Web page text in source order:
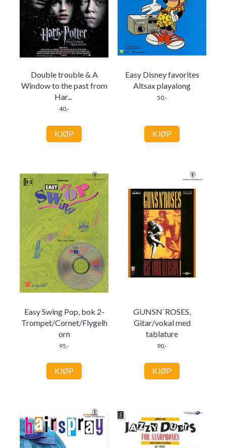
Double trouble & A
Window to the past from
Har...
40,-
KJØP
Easy Disney favorites
Altsax playalong
50,-
KJØP
Easy Swing Pop, bok 2-
Trompet/Cornet/Flygelh
orn
95,-
KJØP
GUNSN`ROSES,
Gitar/vokal med
tablature
90,-
KJØP